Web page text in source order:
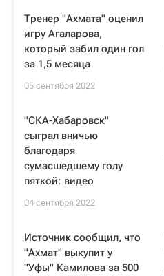
Тренер "Ахмата" оценил
игру Агаларова,
который забил один гол
за 1,5 месяца
05 сентября 2022
"СКА-Хабаровск"
сыграл вничью
благодаря
сумасшедшему голу
пяткой: видео
04 сентября 2022
Источник сообщил, что
"Ахмат" выкупит у
"Уфы" Камилова за 500